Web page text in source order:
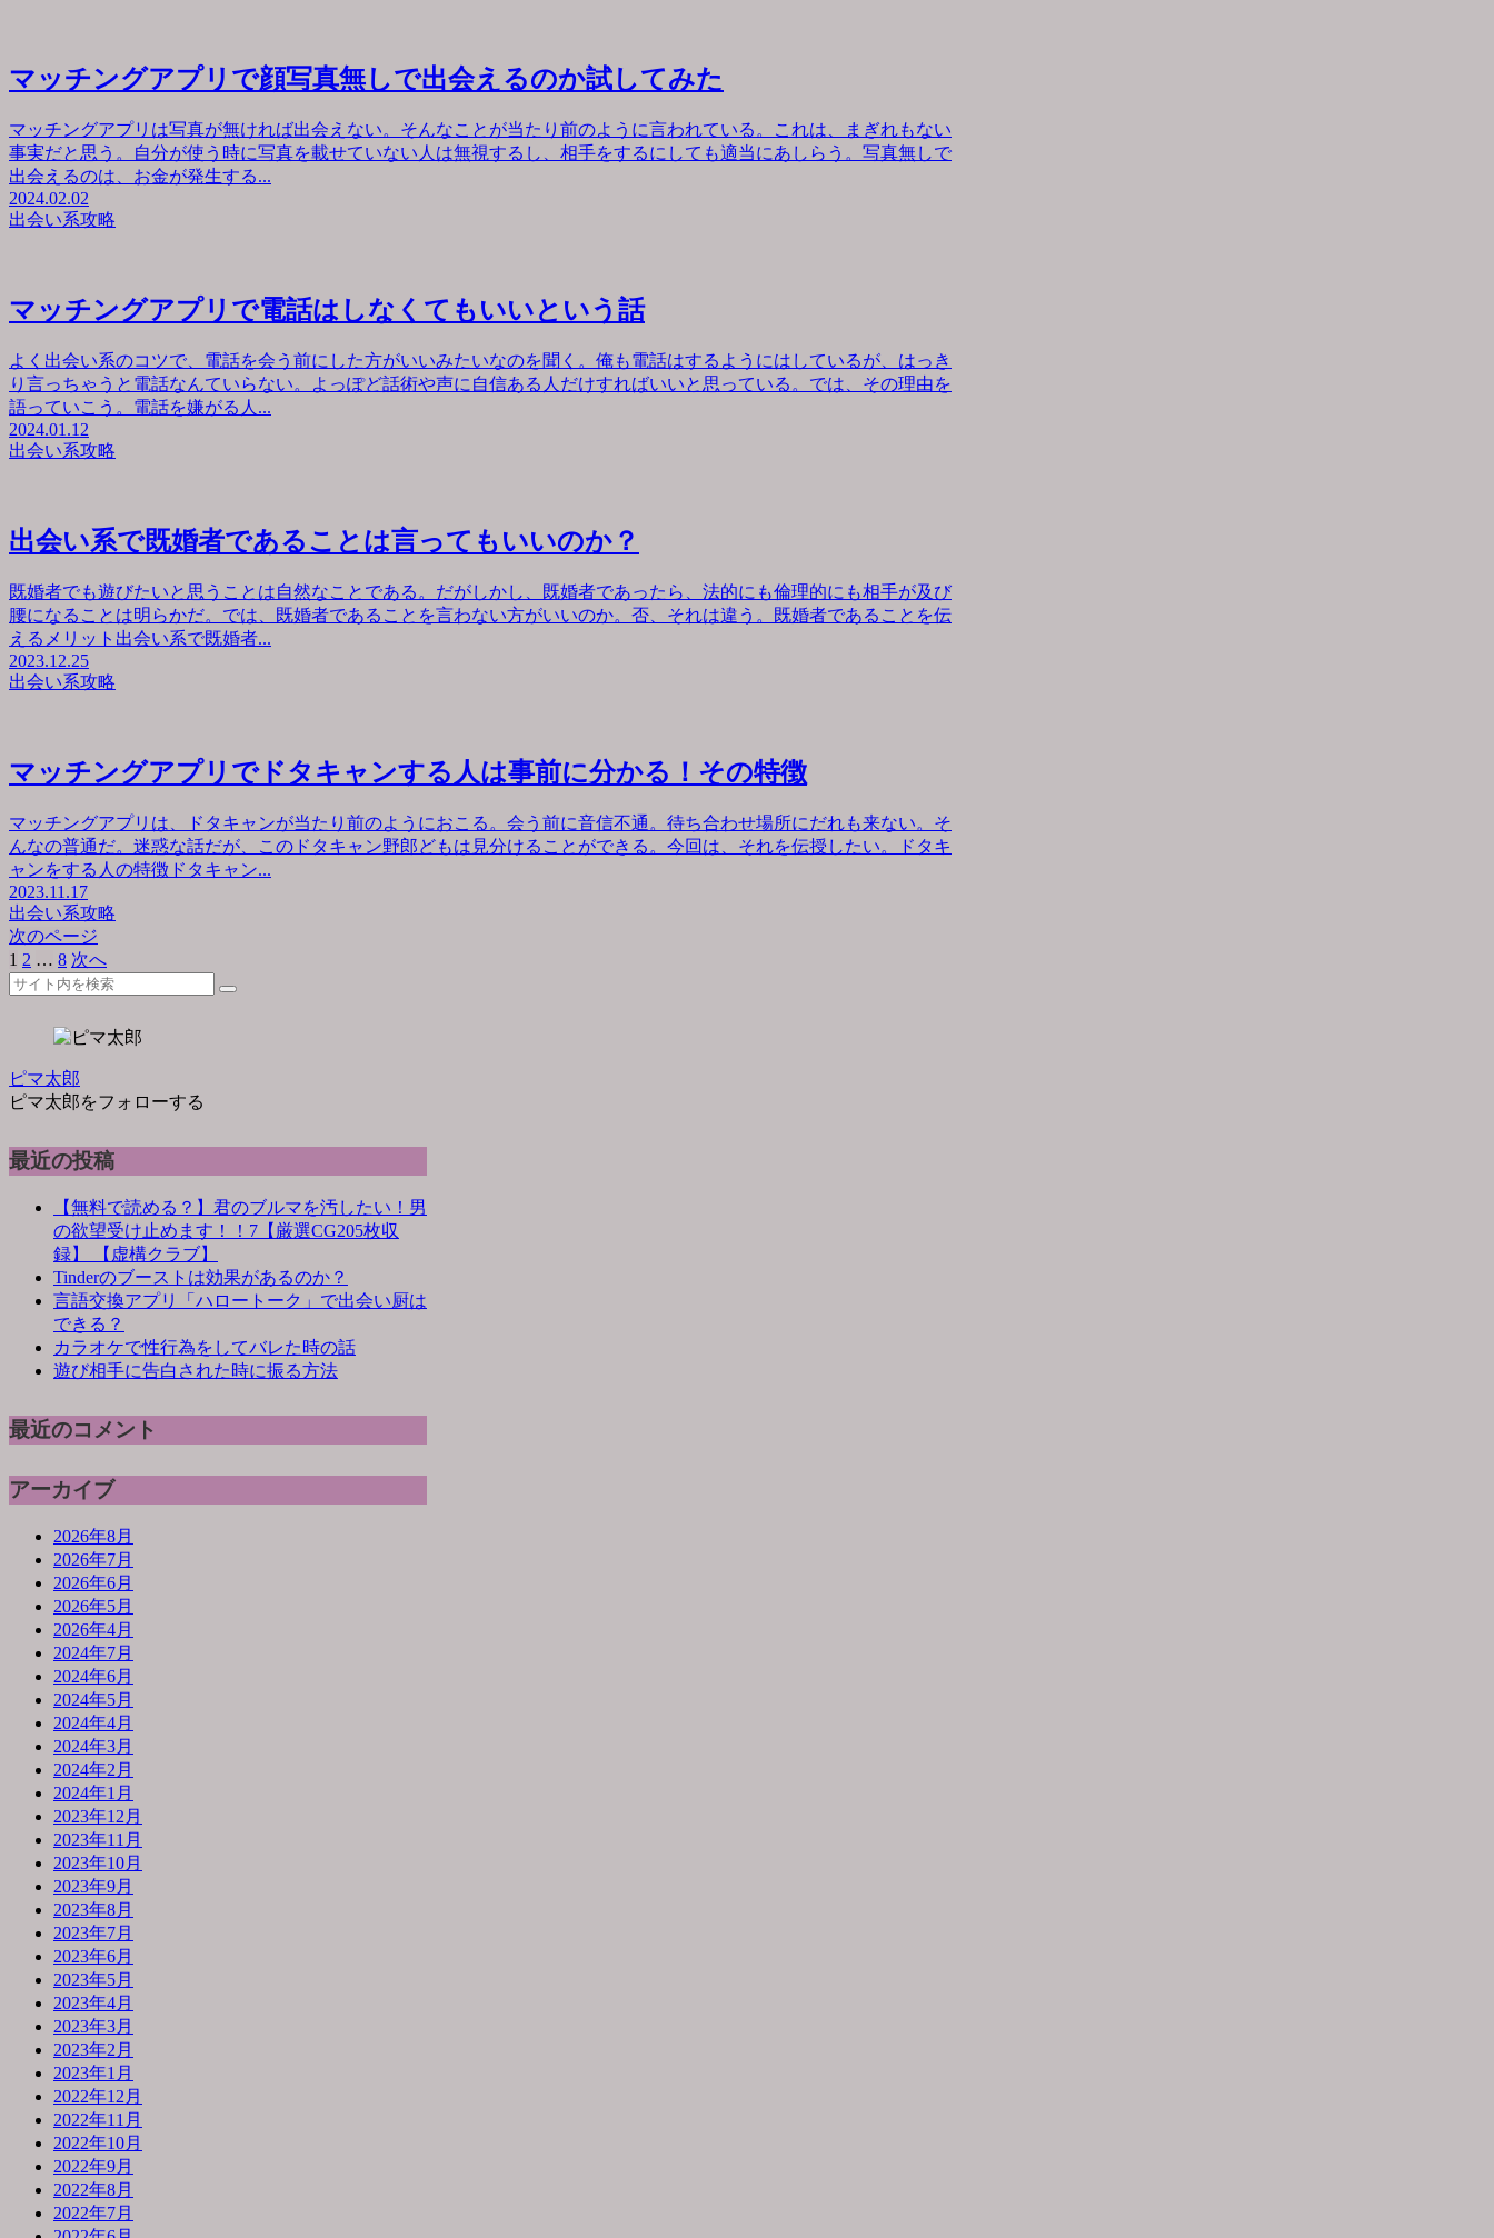
マッチングアプリで顔写真無しで出会えるのか試してみた
マッチングアプリは写真が無ければ出会えない。そんなことが当たり前のように言われている。これは、まぎれもない
事実だと思う。自分が使う時に写真を載せていない人は無視するし、相手をするにしても適当にあしらう。写真無しで
出会えるのは、お金が発生する...
2024.02.02
出会い系攻略
マッチングアプリで電話はしなくてもいいという話
よく出会い系のコツで、電話を会う前にした方がいいみたいなのを聞く。俺も電話はするようにはしているが、はっき
り言っちゃうと電話なんていらない。よっぽど話術や声に自信ある人だけすればいいと思っている。では、その理由を
語っていこう。電話を嫌がる人...
2024.01.12
出会い系攻略
出会い系で既婚者であることは言ってもいいのか？
既婚者でも遊びたいと思うことは自然なことである。だがしかし、既婚者であったら、法的にも倫理的にも相手が及び
腰になることは明らかだ。では、既婚者であることを言わない方がいいのか。否、それは違う。既婚者であることを伝
えるメリット出会い系で既婚者...
2023.12.25
出会い系攻略
マッチングアプリでドタキャンする人は事前に分かる！その特徴
マッチングアプリは、ドタキャンが当たり前のようにおこる。会う前に音信不通。待ち合わせ場所にだれも来ない。そ
んなの普通だ。迷惑な話だが、このドタキャン野郎どもは見分けることができる。今回は、それを伝授したい。ドタキ
ャンをする人の特徴ドタキャン...
2023.11.17
出会い系攻略
次のページ
1 2 … 8 次へ
ピマ太郎
ピマ太郎をフォローする
最近の投稿
【無料で読める？】君のブルマを汚したい！男
の欲望受け止めます！！7【厳選CG205枚収
録】 【虚構クラブ】
Tinderのブーストは効果があるのか？
言語交換アプリ「ハロートーク」で出会い厨は
できる？
カラオケで性行為をしてバレた時の話
遊び相手に告白された時に振る方法
最近のコメント
アーカイブ
2026年8月
2026年7月
2026年6月
2026年5月
2026年4月
2024年7月
2024年6月
2024年5月
2024年4月
2024年3月
2024年2月
2024年1月
2023年12月
2023年11月
2023年10月
2023年9月
2023年8月
2023年7月
2023年6月
2023年5月
2023年4月
2023年3月
2023年2月
2023年1月
2022年12月
2022年11月
2022年10月
2022年9月
2022年8月
2022年7月